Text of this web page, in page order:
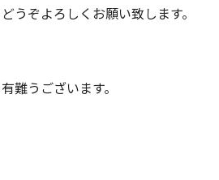
うぞよろしくお願い致します。
難うございます。